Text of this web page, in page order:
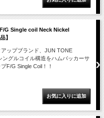
G Single coil Neck Nickel
】
ップブランド、JUN TONE
ングルコイル構造をハムバッカーサ
F/G Single Coil！！